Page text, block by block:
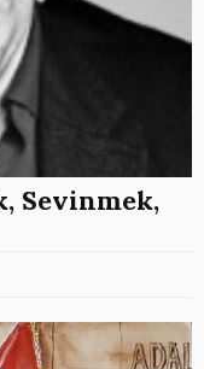
Sevinmek,